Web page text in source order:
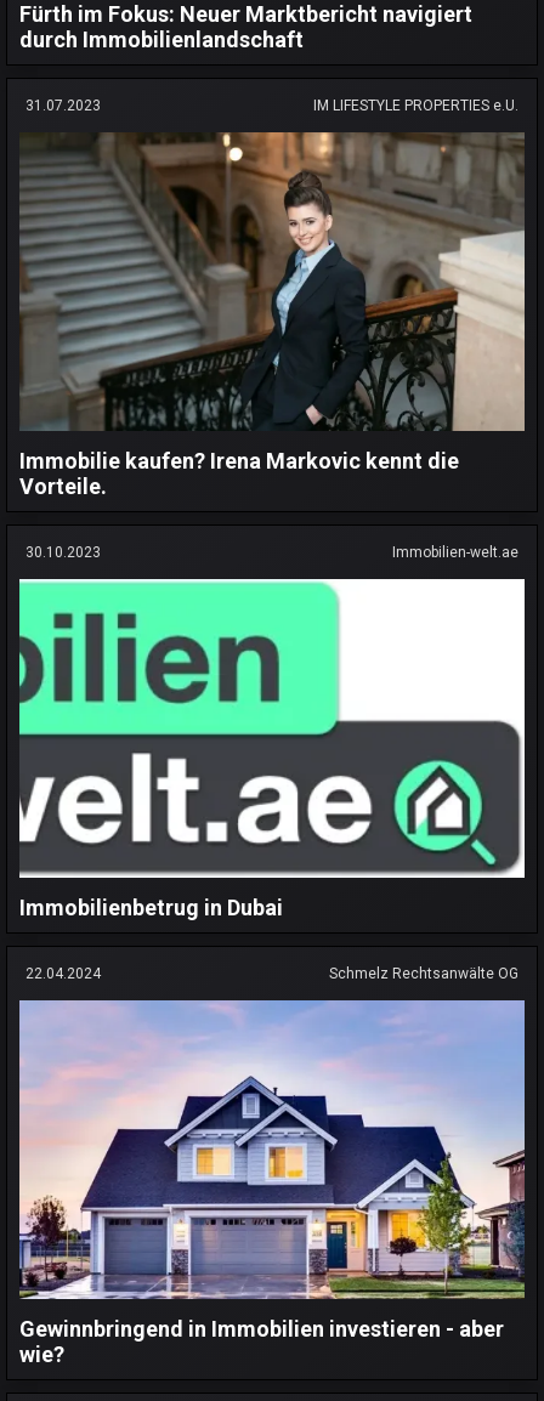
Fürth im Fokus: Neuer Marktbericht navigiert
durch Immobilienlandschaft
31.07.2023 IM LIFESTYLE PROPERTIES e.U.
Immobilie kaufen? Irena Markovic kennt die
Vorteile.
30.10.2023 Immobilien-welt.ae
Immobilienbetrug in Dubai
22.04.2024 Schmelz Rechtsanwälte OG
Gewinnbringend in Immobilien investieren - aber
wie?